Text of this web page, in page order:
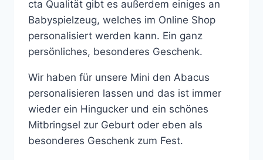
cta Qualität gibt es außerdem einiges an
Babyspielzeug, welches im Online Shop
personalisiert werden kann. Ein ganz
persönliches, besonderes Geschenk.
Wir haben für unsere Mini den Abacus
personalisieren lassen und das ist immer
wieder ein Hingucker und ein schönes
Mitbringsel zur Geburt oder eben als
besonderes Geschenk zum Fest.